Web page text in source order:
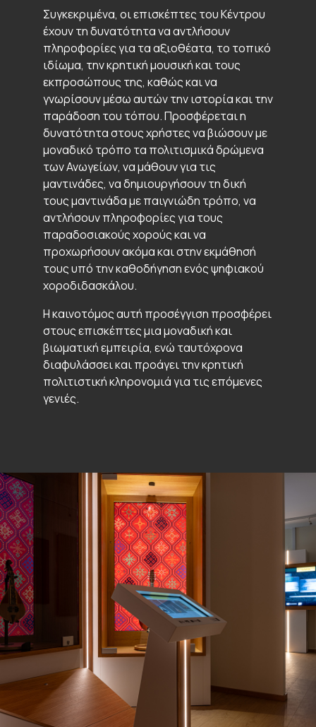
Συγκεκριμένα, οι επισκέπτες του Κέντρου
έχουν τη δυνατότητα να αντλήσουν
πληροφορίες για τα αξιοθέατα, το τοπικό
ιδίωμα, την κρητική μουσική και τους
εκπροσώπους της, καθώς και να
γνωρίσουν μέσω αυτών την ιστορία και την
παράδοση του τόπου. Προσφέρεται η
δυνατότητα στους χρήστες να βιώσουν με
μοναδικό τρόπο τα πολιτισμικά δρώμενα
των Ανωγείων, να μάθουν για τις
μαντινάδες, να δημιουργήσουν τη δική
τους μαντινάδα με παιγνιώδη τρόπο, να
αντλήσουν πληροφορίες για τους
παραδοσιακούς χορούς και να
προχωρήσουν ακόμα και στην εκμάθησή
τους υπό την καθοδήγηση ενός ψηφιακού
χοροδιδασκάλου.
Η καινοτόμος αυτή προσέγγιση προσφέρει
στους επισκέπτες μια μοναδική και
βιωματική εμπειρία, ενώ ταυτόχρονα
διαφυλάσσει και προάγει την κρητική
πολιτιστική κληρονομιά για τις επόμενες
γενιές.